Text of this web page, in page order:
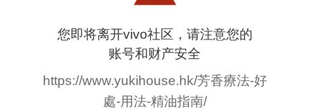
您即将离开vivo社区，请注意您的
账号和财产安全
https://www.yukihouse.hk/芳香療法-好
處-用法-精油指南/